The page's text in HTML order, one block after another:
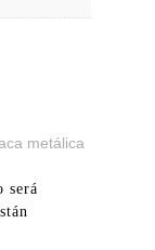
metálica
será